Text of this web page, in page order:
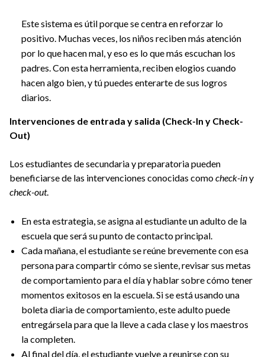
Este sistema es útil porque se centra en reforzar lo
positivo. Muchas veces, los niños reciben más atención
por lo que hacen mal, y eso es lo que más escuchan los
padres. Con esta herramienta, reciben elogios cuando
hacen algo bien, y tú puedes enterarte de sus logros
diarios.
Intervenciones de entrada y salida (Check-In y Check-
Out)
Los estudiantes de secundaria y preparatoria pueden
beneficiarse de las intervenciones conocidas comocheck-iny
check-out.
En esta estrategia, se asigna al estudiante un adulto de la
escuela que será su punto de contacto principal.
Cada mañana, el estudiante se reúne brevemente con esa
persona para compartir cómo se siente, revisar sus metas
de comportamiento para el día y hablar sobre cómo tener
momentos exitosos en la escuela. Si se está usando una
boleta diaria de comportamiento, este adulto puede
entregársela para que la lleve a cada clase y los maestros
la completen.
Al final del día, el estudiante vuelve a reunirse con su